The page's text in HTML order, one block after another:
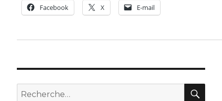
Facebook X E-mail
Recherche